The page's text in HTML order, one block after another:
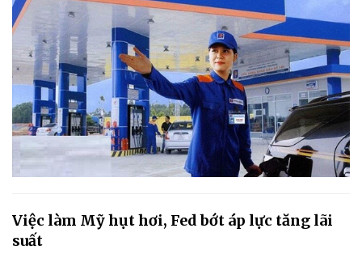
Việc làm Mỹ hụt hơi, Fed bớt áp lực tăng lãi
suất